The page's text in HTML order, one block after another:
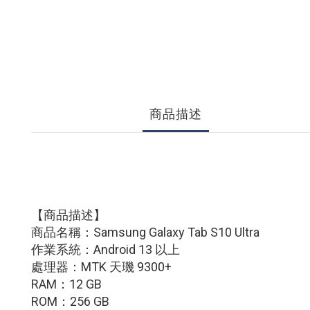
商品描述
【商品描述】
商品名稱：Samsung Galaxy Tab S10 Ultra
作業系統：Android 13 以上
處理器：MTK 天璣 9300+
RAM：12 GB
ROM：256 GB